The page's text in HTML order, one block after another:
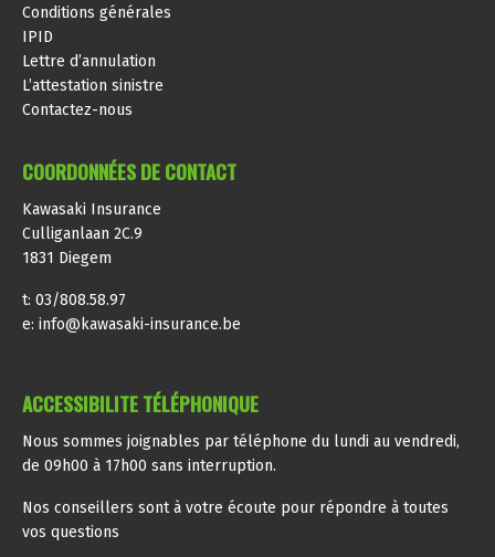
Conditions générales
IPID
Lettre d’annulation
L’attestation sinistre
Contactez-nous
COORDONNÉES DE CONTACT
Kawasaki Insurance
Culliganlaan 2C.9
1831 Diegem
t: 03/808.58.97
e: info@kawasaki-insurance.be
ACCESSIBILITE TÉLÉPHONIQUE
Nous sommes joignables par téléphone du lundi au vendredi,
de 09h00 à 17h00 sans interruption.
Nos conseillers sont à votre écoute pour répondre à toutes
vos questions